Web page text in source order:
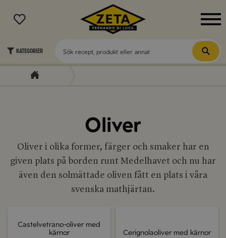
MENY
Kategorier
Oliver
Oliver i olika former, färger och smaker har en
given plats på borden runt Medelhavet och nu har
även den solmättade oliven fått en plats i våra
svenska mathjärtan.
Castelvetrano-oliver med
kärnor
Cerignolaoliver med kärnor